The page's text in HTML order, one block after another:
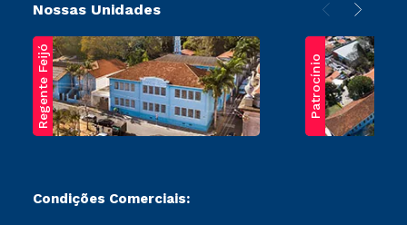
Nossas Unidades
Regente Feijó Patrocínio
Condições Comerciais: